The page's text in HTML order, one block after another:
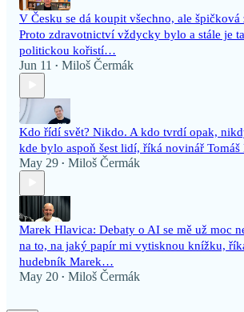
V Česku se dá koupit všechno, ale špičková
Proto zdravotnictví vždycky bylo a stále je
politickou kořistí…
Jun 11 • Miloš Čermák
Kdo řídí svět? Nikdo. A kdo tvrdí opak,
kde bylo aspoň šest lidí, říká novinář
May 29 • Miloš Čermák
Marek Hlavica: Debaty o AI se mě už moc
na to, na jaký papír mi vytisknou knížku,
hudebník Marek…
May 20 • Miloš Čermák